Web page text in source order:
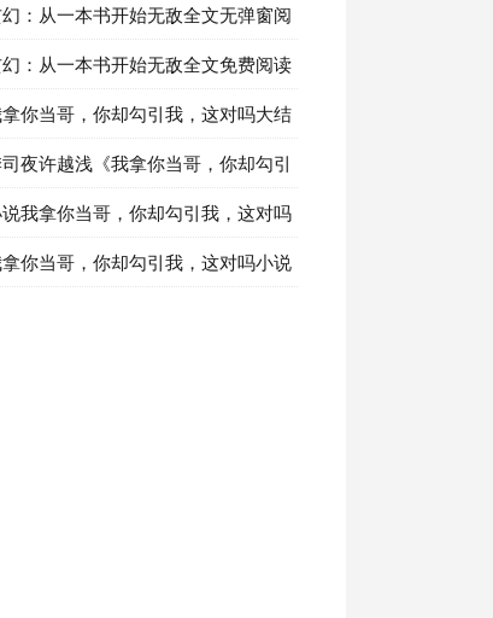
说在线阅读全部章节
：从一本书开始无敌全文无弹窗阅
吴云肖雪燕章节更新阅读
：从一本书开始无敌全文免费阅读
内容推荐：第1章少年吴云
你当哥，你却勾引我，这对吗大结
新章节第八章装货
夜许越浅《我拿你当哥，你却勾引
这对吗》最新更新章节在线阅读
我拿你当哥，你却勾引我，这对吗
里免费看 全部章节免费阅读
你当哥，你却勾引我，这对吗小说